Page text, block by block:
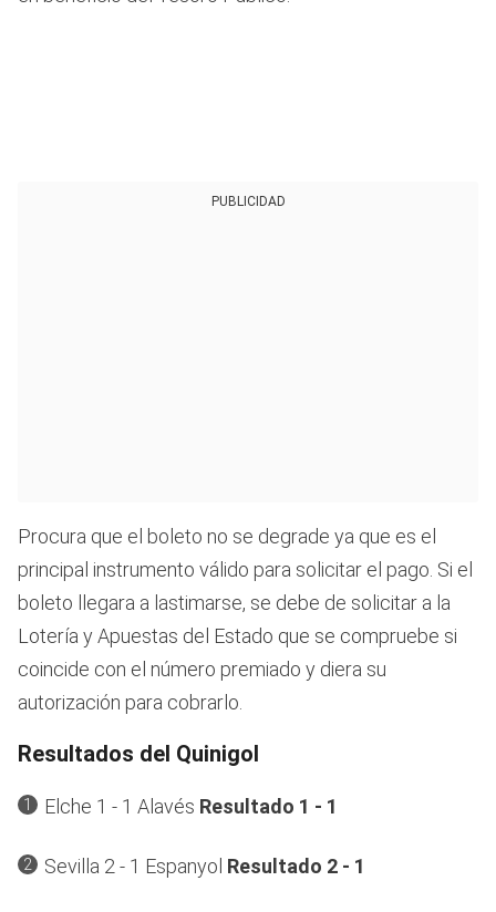
PUBLICIDAD
Procura que el boleto no se degrade ya que es el
principal instrumento válido para solicitar el pago. Si el
boleto llegara a lastimarse, se debe de solicitar a la
Lotería y Apuestas del Estado que se compruebe si
coincide con el número premiado y diera su
autorización para cobrarlo.
Resultados del Quinigol
Elche 1 - 1 Alavés Resultado 1 - 1
Sevilla 2 - 1 Espanyol Resultado 2 - 1